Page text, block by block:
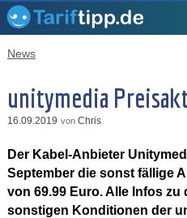
News
unitymedia
16.09.2019 von Chris
Der Kabel-Anbieter
September die sonst fällige
von 69.99 Euro. Alle Infos
sonstigen Konditionen der